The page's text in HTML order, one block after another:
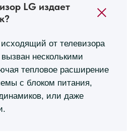
LG издает
от телевизора
несколькими
тепловое расширение
с блоком питания,
или даже